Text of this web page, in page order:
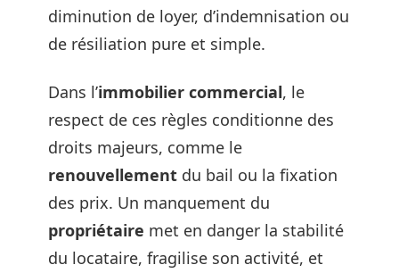
diminution de loyer, d’indemnisation ou
de résiliation pure et simple.
Dans l’immobilier commercial, le
respect de ces règles conditionne des
droits majeurs, comme le
renouvellement du bail ou la fixation
des prix. Un manquement du
propriétaire met en danger la stabilité
du locataire, fragilise son activité, et